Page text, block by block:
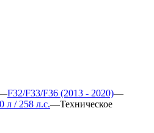
F32/F33/F36 (2013 - 2020)—
л / 258 л.с.—Техническое